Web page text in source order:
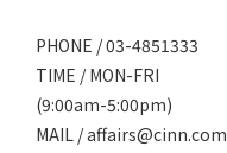
PHONE / 03-4851333
TIME / MON-FRI
(9:00am-5:00pm)
MAIL /